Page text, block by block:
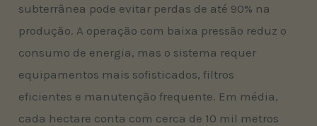
subterrânea pode evitar perdas de até 90% na
produção. A operação com baixa pressão reduz o
consumo de energia, mas o sistema requer
equipamentos mais sofisticados, filtros
eficientes e manutenção frequente. Em média,
cada hectare conta com cerca de 10 mil metros